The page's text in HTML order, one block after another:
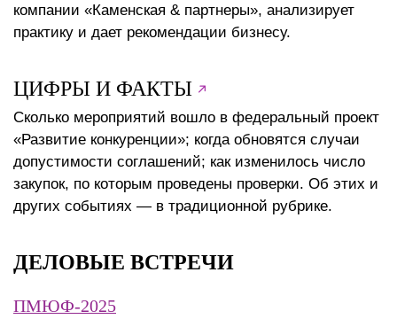
компании «Каменская & партнеры», анализирует
практику и дает рекомендации бизнесу.
ЦИФРЫ И ФАКТЫ
Сколько мероприятий вошло в федеральный проект
«Развитие конкуренции»; когда обновятся случаи
допустимости соглашений; как изменилось число
закупок, по которым проведены проверки. Об этих и
других событиях — в традиционной рубрике.
ДЕЛОВЫЕ ВСТРЕЧИ
ПМЮФ-2025